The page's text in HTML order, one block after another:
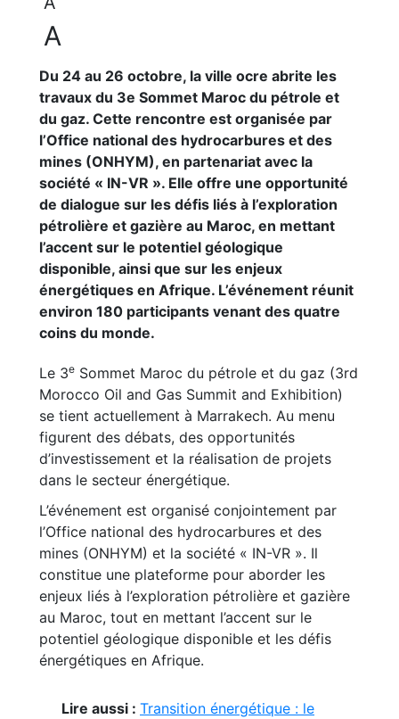
A
Du 24 au 26 octobre, la ville ocre abrite les
travaux du 3e Sommet Maroc du pétrole et
du gaz. Cette rencontre est organisée par
l’Office national des hydrocarbures et des
mines (ONHYM), en partenariat avec la
société « IN-VR ». Elle offre une opportunité
de dialogue sur les défis liés à l’exploration
pétrolière et gazière au Maroc, en mettant
l’accent sur le potentiel géologique
disponible, ainsi que sur les enjeux
énergétiques en Afrique. L’événement réunit
environ 180 participants venant des quatre
coins du monde.
Le 3e Sommet Maroc du pétrole et du gaz (3rd
Morocco Oil and Gas Summit and Exhibition)
se tient actuellement à Marrakech. Au menu
figurent des débats, des opportunités
d’investissement et la réalisation de projets
dans le secteur énergétique.
L’événement est organisé conjointement par
l’Office national des hydrocarbures et des
mines (ONHYM) et la société « IN-VR ». Il
constitue une plateforme pour aborder les
enjeux liés à l’exploration pétrolière et gazière
au Maroc, tout en mettant l’accent sur le
potentiel géologique disponible et les défis
énergétiques en Afrique.
Lire aussi : Transition énergétique : le